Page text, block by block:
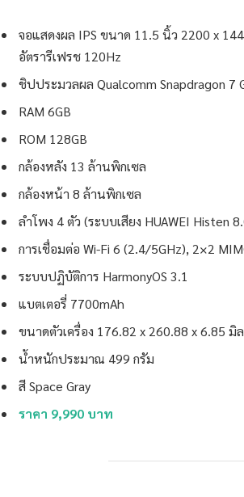
จอแสดงผล IPS ขนาด 11.5 นิ้ว 2200 x
อัตรารีเฟรช 120Hz
ชิปประมวลผล Qualcomm Snapdragon 7
RAM 6GB
ROM 128GB
กล้องหลัง 13 ล้านพิกเซล
กล้องหน้า 8 ล้านพิกเซล
ลำโพง 4 ตัว (ระบบเสียง HUAWEI Histen
การเชื่อมต่อ Wi-Fi 6 (2.4/5GHz), 2×2
ระบบปฏิบัติการ HarmonyOS 3.1
แบตเตอรี่ 7700mAh
ขนาดตัวเครื่อง 176.82 x 260.88 x 6.85 มิ
น้ำหนักประมาณ 499 กรัม
สี Space Gray
ราคา 9,990 บาท